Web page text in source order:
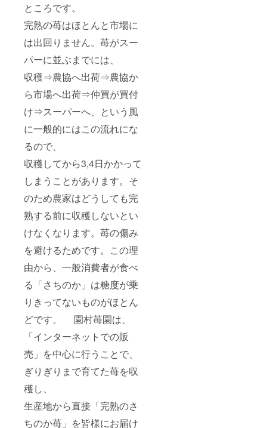
ところです。
完熟の苺はほとんと市場に
は出回りません。苺がスー
パーに並ぶまでには、
収穫⇒農協へ出荷⇒農協か
ら市場へ出荷⇒仲買が買付
け⇒スーパーへ、という風
に一般的にはこの流れにな
るので、
収穫してから3,4日かかって
しまうことがあります。そ
のため農家はどうしても完
熟する前に収穫しないとい
けなくなります。苺の傷み
を避けるためです。この理
由から、一般消費者が食べ
る「さちのか」は糖度が乗
りきってないものがほとん
どです。 園村苺園は、
「インターネットでの販
売」を中心に行うことで、
ぎりぎりまで育てた苺を収
穫し、
生産地から直接「完熟のさ
ちのか苺」を皆様にお届け